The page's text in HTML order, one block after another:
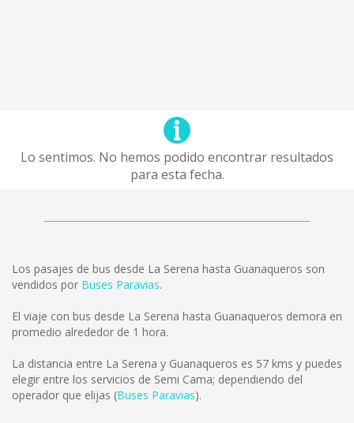
Lo sentimos. No hemos podido encontrar resultados
para esta fecha.
Los pasajes de bus desde La Serena hasta Guanaqueros son
vendidos por Buses Paravias.
El viaje con bus desde La Serena hasta Guanaqueros demora en
promedio alrededor de 1 hora.
La distancia entre La Serena y Guanaqueros es 57 kms y puedes
elegir entre los servicios de Semi Cama; dependiendo del
operador que elijas (Buses Paravias).